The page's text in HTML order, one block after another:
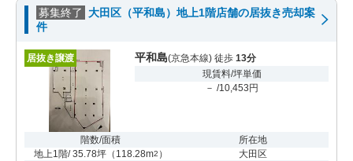
募集終了
大田区（平和島）地上1階店舗の居抜き売却案
件
居抜き譲渡 平和島(京急本線) 徒歩 13分
現賃料/坪単価
－ /10,453円
階数/面積
地上1階/ 35.78坪（ 118.28m2 ）
所在地
大田区